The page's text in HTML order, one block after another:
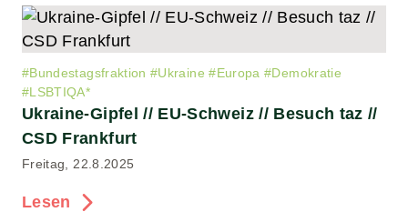
#Bundestagsfraktion #Ukraine #Europa #Demokratie
#LSBTIQA*
Ukraine-Gipfel // EU-Schweiz // Besuch taz //
CSD Frankfurt
Freitag, 22.8.2025
Lesen